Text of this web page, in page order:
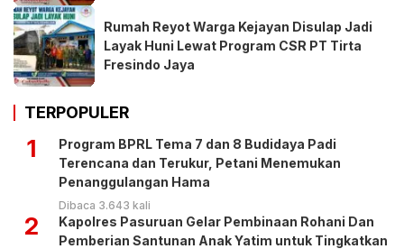
Rumah Reyot Warga Kejayan Disulap Jadi
Layak Huni Lewat Program CSR PT Tirta
Fresindo Jaya
TERPOPULER
1
Program BPRL Tema 7 dan 8 Budidaya Padi
Terencana dan Terukur, Petani Menemukan
Penanggulangan Hama
Dibaca 3.643 kali
2
Kapolres Pasuruan Gelar Pembinaan Rohani Dan
Pemberian Santunan Anak Yatim untuk Tingkatkan